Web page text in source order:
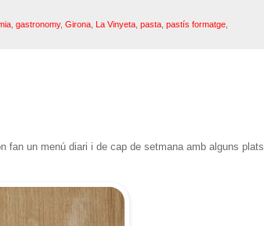
gastronomy, Girona La Vinyeta pasta pastís formatge
fan un menú diari i de cap de setmana amb alguns plats